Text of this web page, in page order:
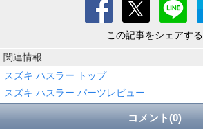
この記事をシェアする
関連情報
スズキ ハスラー トップ
スズキ ハスラー パーツレビュー
コメント(0)